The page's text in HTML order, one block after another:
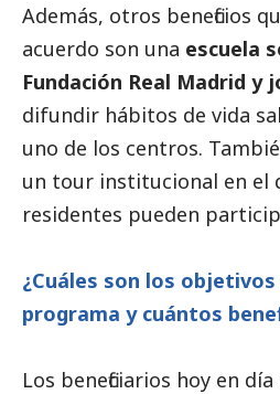
Además, otros beneficios
acuerdo son una escuela
Fundación Real Madrid y
difundir hábitos de vida
uno de los centros.
un tour institucional en el
residentes pueden
¿Cuáles son los
programa y cuántos
Los beneficiarios hoy en